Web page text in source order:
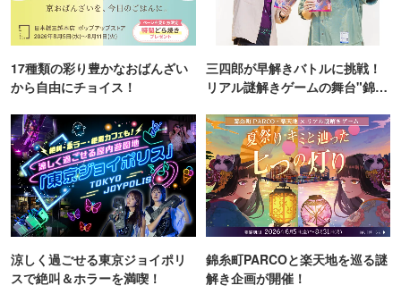
17種類の彩り豊かなおばんざい
から自由にチョイス！
三四郎が早解きバトルに挑戦！
リアル謎解きゲームの舞台"錦糸
涼しく過ごせる東京ジョイポリ
スで絶叫＆ホラーを満喫！
錦糸町PARCOと楽天地を巡る謎
解き企画が開催！